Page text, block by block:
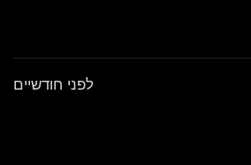
לפני חודשיים